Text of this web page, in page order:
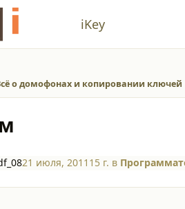
iKey
о домофонах и копировании ключей
21 июля, 2011 15 г. в